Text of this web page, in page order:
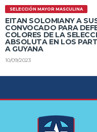
SELECCIÓN MAYOR MASCULINA
EITAN SOLOMIANY A
CONVOCADO PARA
COLORES DE LA
ABSOLUTA EN LOS
A GUYANA
10/09/2023